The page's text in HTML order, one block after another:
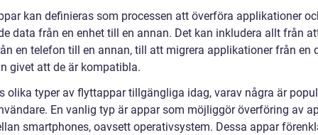
kan definieras som processen att överföra applikationer
data från en enhet till en annan. Det kan inkludera allt från
en telefon till en annan, till att migrera applikationer från en
givet att de är kompatibla.
olika typer av flyttappar tillgängliga idag, varav några är
En vanlig typ är appar som möjliggör överföring av
smartphones, oavsett operativsystem. Dessa appar